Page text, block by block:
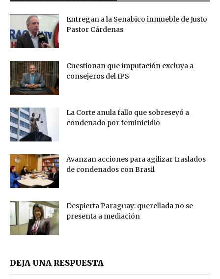
Entregan a la Senabico inmueble de Justo
Pastor Cárdenas
Cuestionan que imputación excluya a
consejeros del IPS
La Corte anula fallo que sobreseyó a
condenado por feminicidio
Avanzan acciones para agilizar traslados
de condenados con Brasil
Despierta Paraguay: querellada no se
presenta a mediación
DEJA UNA RESPUESTA